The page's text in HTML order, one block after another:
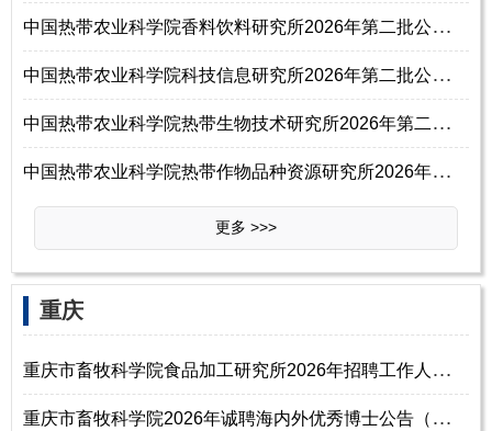
中
国热带农业科学院香料饮料研究所2026年第二批公开招聘工作人员公告
中
国热带农业科学院科技信息研究所2026年第二批公开招聘工作人员公告
中
国热带农业科学院热带生物技术研究所2026年第二批公开招聘工作人员公告
中
国热带农业科学院热带作物品种资源研究所2026年第二批公开招聘工作人员公
更多 >>>
‌‌重庆
重
庆市畜牧科学院食品加工研究所2026年招聘工作人员启事
重
庆市畜牧科学院2026年诚聘海内外优秀博士公告（第二批）